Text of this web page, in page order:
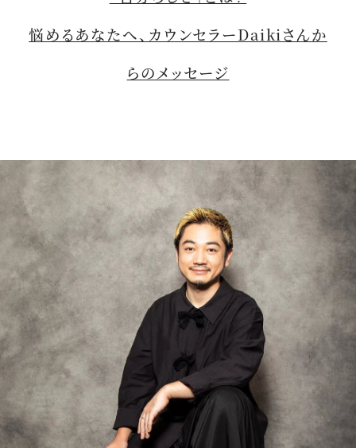
悩めるあなたへ、カウンセラーDaikiさんか
らのメッセージ